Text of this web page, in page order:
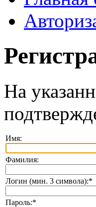
На
Имя:
Фамилия:
Логин (мин. 3 символа):*
Пароль:*